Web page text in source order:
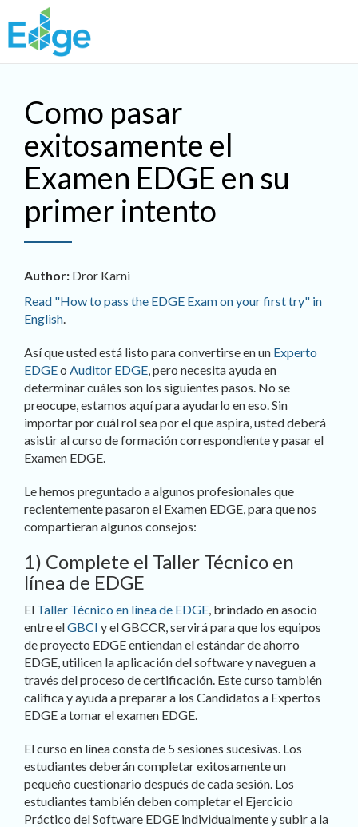
Skip to main content
Como pasar
exitosamente el
Examen EDGE en su
primer intento
Author: Dror Karni
Read "How to pass the EDGE Exam on your first try" in
English.
Así que usted está listo para convertirse en un Experto
EDGEo Auditor EDGE, pero necesita ayuda en
determinar cuáles son los siguientes pasos. No se
preocupe, estamos aquí para ayudarlo en eso. Sin
importar por cuál rol sea por el que aspira, usted deberá
asistir al curso de formación correspondiente y pasar el
Examen EDGE.
Le hemos preguntado a algunos profesionales que
recientemente pasaron el Examen EDGE, para que nos
compartieran algunos consejos:
1) Complete el Taller Técnico en
línea de EDGE
El Taller Técnico en línea de EDGE, brindado en asocio
entre elGBCI y el GBCCR, servirá para que los equipos
de proyecto EDGE entiendan el estándar de ahorro
EDGE, utilicen la aplicación del software y naveguen a
través del proceso de certificación. Este curso también
califica y ayuda a preparar a los Candidatos a Expertos
EDGE a tomar el examen EDGE.
El curso en línea consta de 5 sesiones sucesivas. Los
estudiantes deberán completar exitosamente un
pequeño cuestionario después de cada sesión. Los
estudiantes también deben completar el Ejercicio
Práctico del Software EDGE individualmente y subir a la